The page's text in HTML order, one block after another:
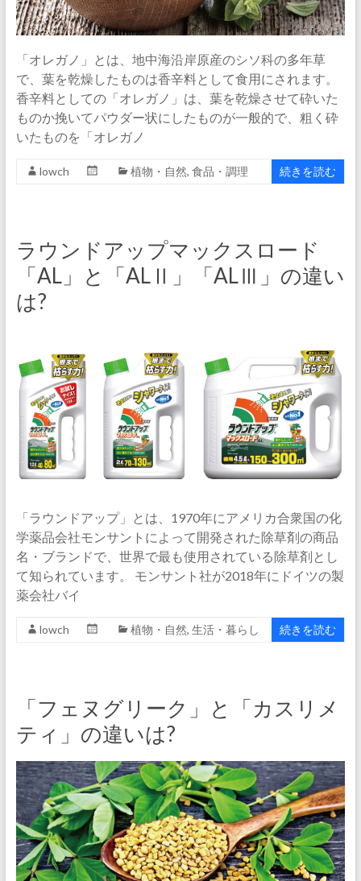
「オレガノ」とは、地中海沿岸原産のシソ科の多年草
で、葉を乾燥したものは香辛料として食用にされます。
香辛料としての「オレガノ」は、葉を乾燥させて砕いた
ものか挽いてパウダー状にしたものが一般的で、粗く砕
いたものを「オレガノ
lowch 植物・自然, 食品・調理 続きを読む
ラウンドアップマックスロード
「AL」と「ALⅡ」「ALⅢ」の違い
は?
「ラウンドアップ」とは、1970年にアメリカ合衆国の化
学薬品会社モンサントによって開発された除草剤の商品
名・ブランドで、世界で最も使用されている除草剤とし
て知られています。 モンサント社が2018年にドイツの製
薬会社バイ
lowch 植物・自然, 生活・暮らし 続きを読む
「フェヌグリーク」と「カスリメ
ティ」の違いは?